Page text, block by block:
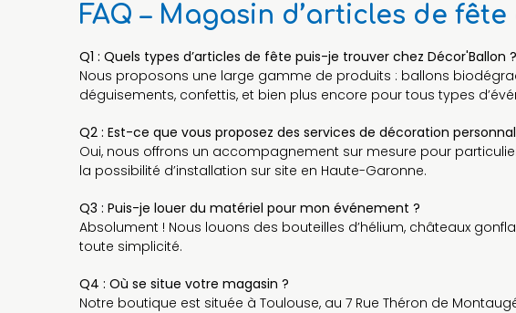
FAQ – Magasin d’articles de
Q1 : Quels types d’articles de fête puis-je trouver chez Décor'Ballon ?
Nous proposons une large gamme de produits : ballons
déguisements, confettis, et bien plus encore pour tous types
Q2 : Est-ce que vous proposez des services de décoration
Oui, nous offrons un accompagnement sur mesure pour
la possibilité d’installation sur site en Haute-Garonne.
Q3 : Puis-je louer du matériel pour mon événement ?
Absolument ! Nous louons des bouteilles d’hélium, châteaux
toute simplicité.
Q4 : Où se situe votre magasin ?
Notre boutique est située à Toulouse, au 7 Rue Théron de